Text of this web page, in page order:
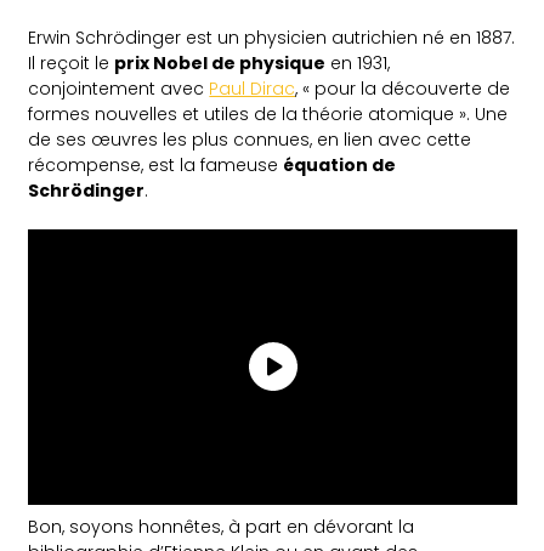
Erwin Schrödinger est un physicien autrichien né en 1887.
Il reçoit le prix Nobel de physique en 1931,
conjointement avec Paul Dirac, « pour la découverte de
formes nouvelles et utiles de la théorie atomique ». Une
de ses œuvres les plus connues, en lien avec cette
récompense, est la fameuse équation de
Schrödinger.
Bon, soyons honnêtes, à part en dévorant la